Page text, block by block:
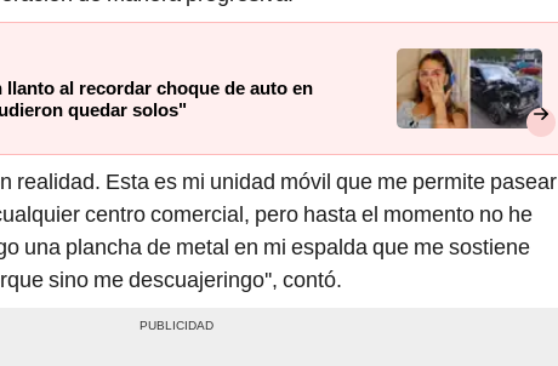
llanto al recordar choque de auto en
quedar solos"
realidad. Esta es mi unidad móvil que me permite pasear
centro comercial, pero hasta el momento no he
una plancha de metal en mi espalda que me sostiene
sino me descuajeringo'', contó.